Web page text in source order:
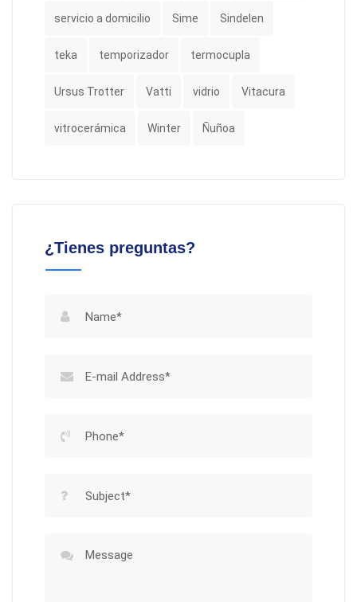
servicio a domicilio Sime Sindelen
teka temporizador termocupla
Ursus Trotter Vatti vidrio Vitacura
vitrocerámica Winter Ñuñoa
¿Tienes preguntas?